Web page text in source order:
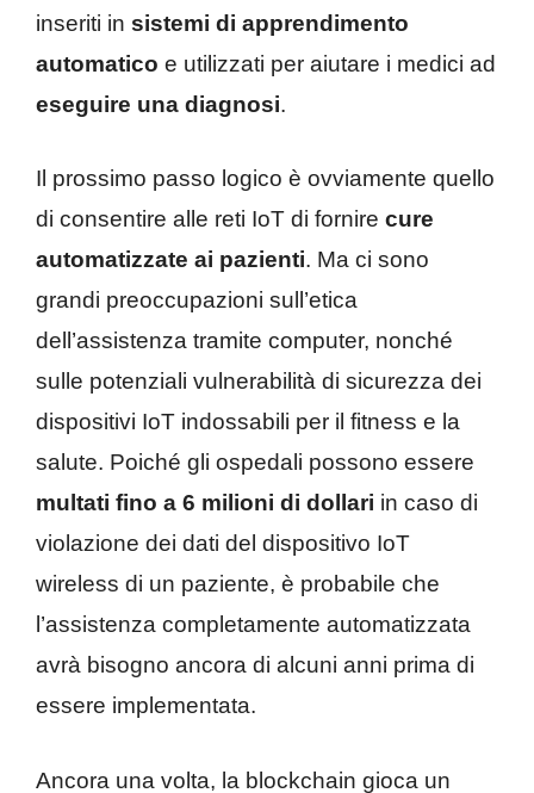
inseriti in sistemi di apprendimento
automatico e utilizzati per aiutare i medici ad
eseguire una diagnosi.
Il prossimo passo logico è ovviamente quello
di consentire alle reti IoT di fornire cure
automatizzate ai pazienti. Ma ci sono
grandi preoccupazioni sull’etica
dell’assistenza tramite computer, nonché
sulle potenziali vulnerabilità di sicurezza dei
dispositivi IoT indossabili per il fitness e la
salute. Poiché gli ospedali possono essere
multati fino a 6 milioni di dollari in caso di
violazione dei dati del dispositivo IoT
wireless di un paziente, è probabile che
l’assistenza completamente automatizzata
avrà bisogno ancora di alcuni anni prima di
essere implementata.
Ancora una volta, la blockchain gioca un